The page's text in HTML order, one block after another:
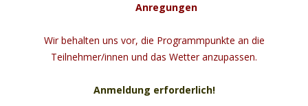
Anregungen
Wir behalten uns vor, die Programmpunkte an die
Teilnehmer/innen und das Wetter anzupassen.
Anmeldung erforderlich!